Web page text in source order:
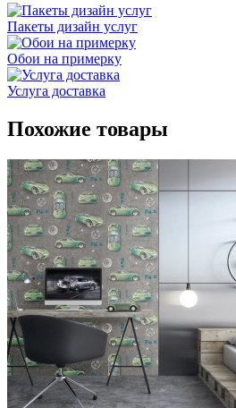
Пакеты дизайн услуг
Обои на примерку
Услуга доставка
Похожие товары